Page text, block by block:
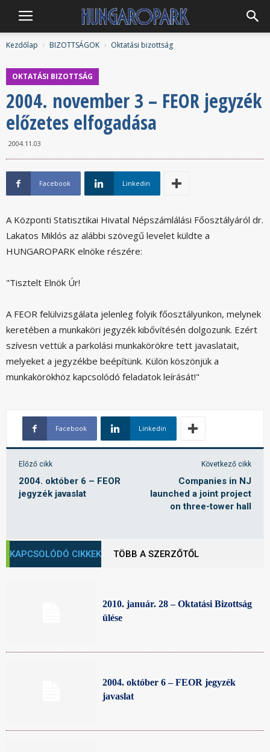
Hungaropark
Kezdőlap BIZOTTSÁGOK Oktatási bizottság
OKTATÁSI BIZOTTSÁG
2004. november 3 – FEOR jegyzék
előzetes elfogadása
2004.11.03
Facebook Linkedin
A Központi Statisztikai Hivatal Népszámlálási Főosztályáról dr.
Lakatos Miklós az alábbi szövegű levelet küldte a
HUNGAROPARK elnöke részére:
"Tisztelt Elnök Úr!
A FEOR felülvizsgálata jelenleg folyik főosztályunkon, melynek
keretében a munkaköri jegyzék kibővítésén dolgozunk. Ezért
szívesn vettük a parkolási munkakörökre tett javaslatait,
melyeket a jegyzékbe beépítünk. Külön köszönjük a
munkakörökhöz kapcsolódó feladatok leírását!"
Facebook Linkedin
Előző cikk
2004. október 6 – FEOR
jegyzék javaslat
Következő cikk
Companies in NJ
launched a joint project
on three-tower hall
KAPCSOLÓDÓ CIKKEK TÖBB A SZERZŐTŐL
2010. január. 28 – Oktatási Bizottság
ülése
2004. október 6 – FEOR jegyzék
javaslat